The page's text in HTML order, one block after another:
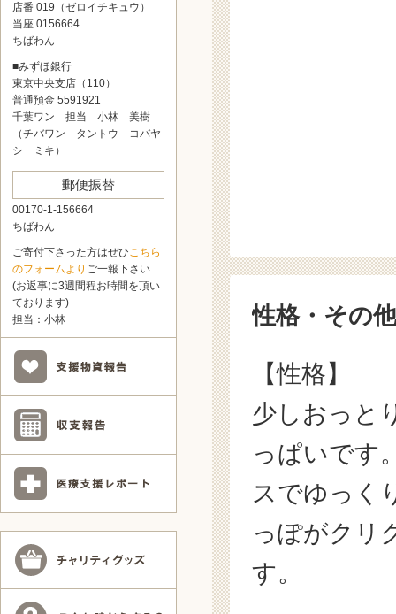
性格・その他
【性格】
少しおっと
っぱいです
スでゆっく
っぽがクリ
す。
店番 019（ゼロイチキュウ）
当座 0156664
ちばわん
■みずほ銀行
東京中央支店（110）
普通預金 5591921
千葉ワン 担当 小林 美樹
（チバワン タントウ コバヤ
シ ミキ）
郵便振替
00170-1-156664
ちばわん
ご寄付下さった方はぜひこちら
のフォームより ご一報下さい
(お返事に3週間程お時間を頂い
ております)
担当：小林